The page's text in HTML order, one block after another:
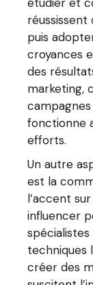
réussissent
puis
croyances
des
marketing,
fonctionne
efforts.
Un autre
est la
l’accent
influencer
techniques
créer des